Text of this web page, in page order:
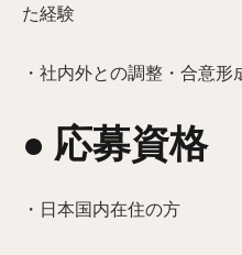
た経験
・社内外との調整・合意
● 応募資格
・日本国内在住の方